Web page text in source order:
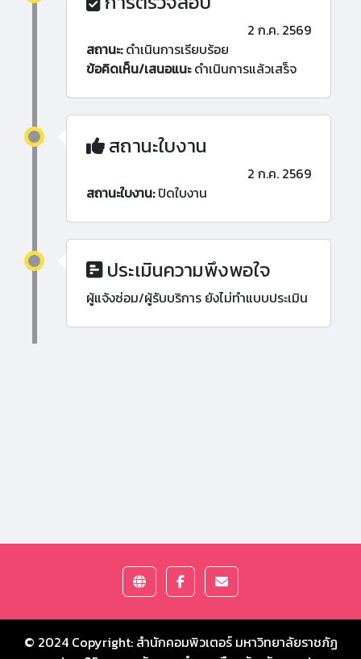
2 ก.ค. 2569
สถานะ:ดำเนินการเรียบร้อย
ข้อคิดเห็น/เสนอแนะดำเนินการแล้วเสร็จ
สถานะใบงาน
2 ก.ค. 2569
สถานะใบงาน:ปิดใบงาน
ประเมินความพึงพอใจ
ผู้แจ้งซ่อม/ผู้รับบริการ ยังไม่ทำแบบประเมิน
© 2024 Copyright: สำนักคอมพิวเตอร์ มหาวิทยาลัยราชภัฏ